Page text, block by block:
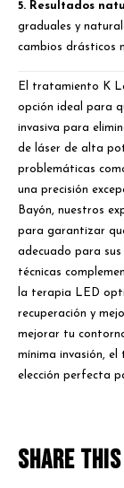
5. Resultados
graduales y
cambios drásticos
El tratamiento K
opción ideal para
invasiva para
de láser de alta
problemáticas
una precisión
Bayón, nuestros
para garantizar
adecuado para sus
técnicas
la terapia LED
recuperación y
mejorar tu
mínima invasión,
elección perfecta
Share